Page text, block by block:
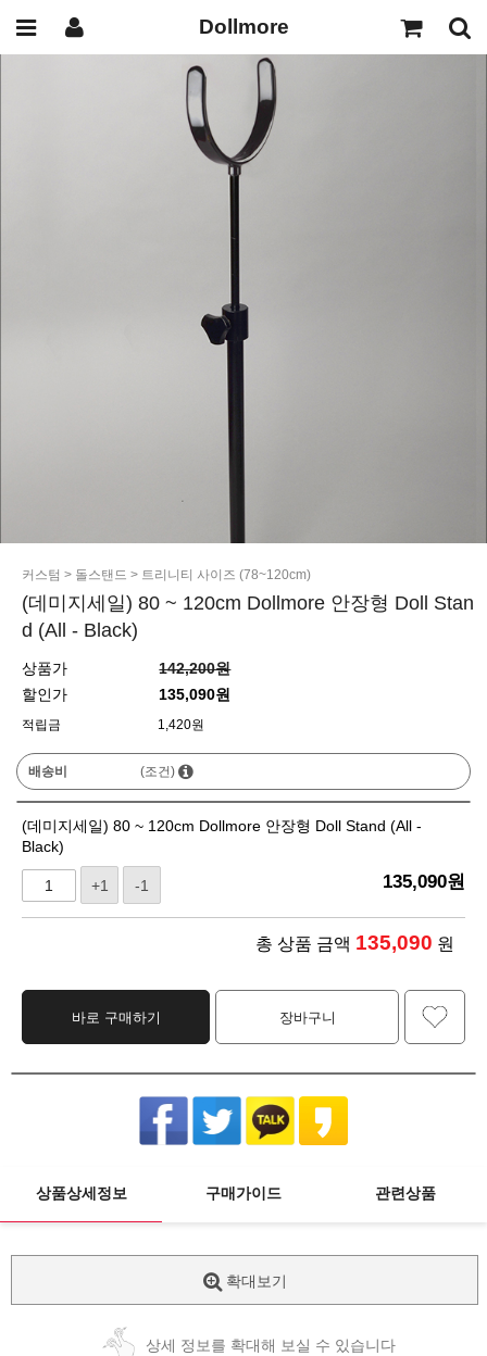
Dollmore
커스텀 > 돌스탠드 > 트리니티 사이즈 (78~120cm)
(데미지세일) 80 ~ 120cm Dollmore 안장형 Doll Stan
d (All - Black)
상품가
142,200원
할인가
135,090원
적립금 1,420원
배송비 (조건)
(데미지세일) 80 ~ 120cm Dollmore 안장형 Doll Stand (All -
Black)
+1 -1 135,090원
총 상품 금액 135,090 원
바로 구매하기 장바구니
상품상세정보 구매가이드 관련상품
확대보기
상세 정보를 확대해 보실 수 있습니다